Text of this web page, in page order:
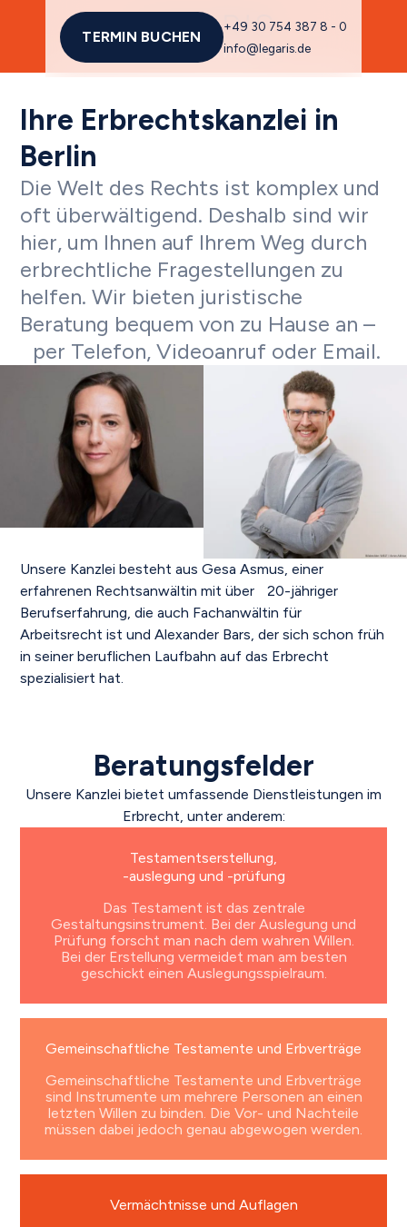
+49 30 754 387 8 - 0
info@legaris.de
TERMIN BUCHEN
Ihre Erbrechtskanzlei in
Berlin
Die Welt des Rechts ist komplex und
oft überwältigend. Deshalb sind wir
hier, um Ihnen auf Ihrem Weg durch
erbrechtliche Fragestellungen zu
helfen. Wir bieten juristische
Beratung bequem von zu Hause an –
per Telefon, Videoanruf oder Email.
Unsere Kanzlei besteht aus Gesa Asmus, einer
erfahrenen Rechtsanwältin mit über 20-jähriger
Berufserfahrung, die auch Fachanwältin für
Arbeitsrecht ist und Alexander Bars, der sich schon früh
in seiner beruflichen Laufbahn auf das Erbrecht
spezialisiert hat.
Beratungsfelder
Unsere Kanzlei bietet umfassende Dienstleistungen im
Erbrecht, unter anderem:
Testamentserstellung,
-auslegung und -prüfung
Das Testament ist das zentrale
Gestaltungsinstrument. Bei der Auslegung und
Prüfung forscht man nach dem wahren Willen.
Bei der Erstellung vermeidet man am besten
geschickt einen Auslegungsspielraum.
Gemeinschaftliche Testamente und Erbverträge
Gemeinschaftliche Testamente und Erbverträge
sind Instrumente um mehrere Personen an einen
letzten Willen zu binden. Die Vor- und Nachteile
müssen dabei jedoch genau abgewogen werden.
Vermächtnisse und Auflagen